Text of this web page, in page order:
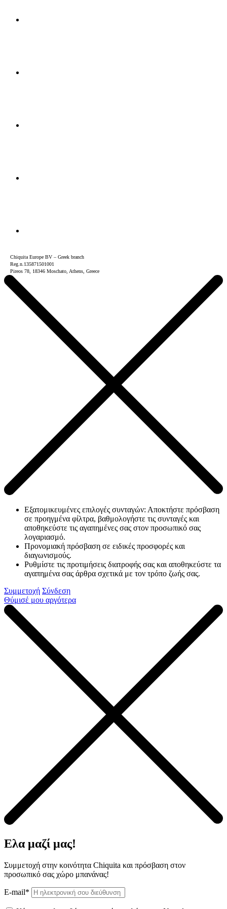
Chiquita Europe BV – Greek branch
Reg.n.135871501001
Pireos 78, 18346 Moschato, Athens, Greece
Εξατομικευμένες επιλογές συνταγών: Αποκτήστε πρόσβαση
σε προηγμένα φίλτρα, βαθμολογήστε τις συνταγές και
αποθηκεύστε τις αγαπημένες σας στον προσωπικό σας
λογαριασμό.
Προνομιακή πρόσβαση σε ειδικές προσφορές και
διαγωνισμούς.
Ρυθμίστε τις προτιμήσεις διατροφής σας και αποθηκεύστε τα
αγαπημένα σας άρθρα σχετικά με τον τρόπο ζωής σας.
Συμμετοχή Σύνδεση
Θύμισέ μου αργότερα
Ελα μαζί μας!
Συμμετοχή στην κοινότητα Chiquita και πρόσβαση στον
προσωπικό σας χώρο μπανάνας!
E-mail*